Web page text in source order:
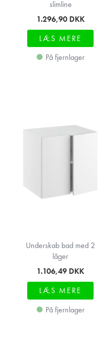
slimline
1.296,90 DKK
LÆS MERE
På fjernlager
Underskab bad med 2
låger
1.106,49 DKK
LÆS MERE
På fjernlager